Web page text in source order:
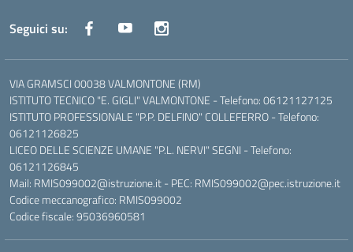
Seguici su:
VIA GRAMSCI 00038 VALMONTONE (RM)
ISTITUTO TECNICO "E. GIGLI" VALMONTONE - Telefono: 06121127125
ISTITUTO PROFESSIONALE "P.P. DELFINO" COLLEFERRO - Telefono:
06121126825
LICEO DELLE SCIENZE UMANE "P.L. NERVI" SEGNI - Telefono:
06121126845
Mail: RMIS099002@istruzione.it - PEC: RMIS099002@pec.istruzione.it
Codice meccanografico: RMIS099002
Codice fiscale: 95036960581